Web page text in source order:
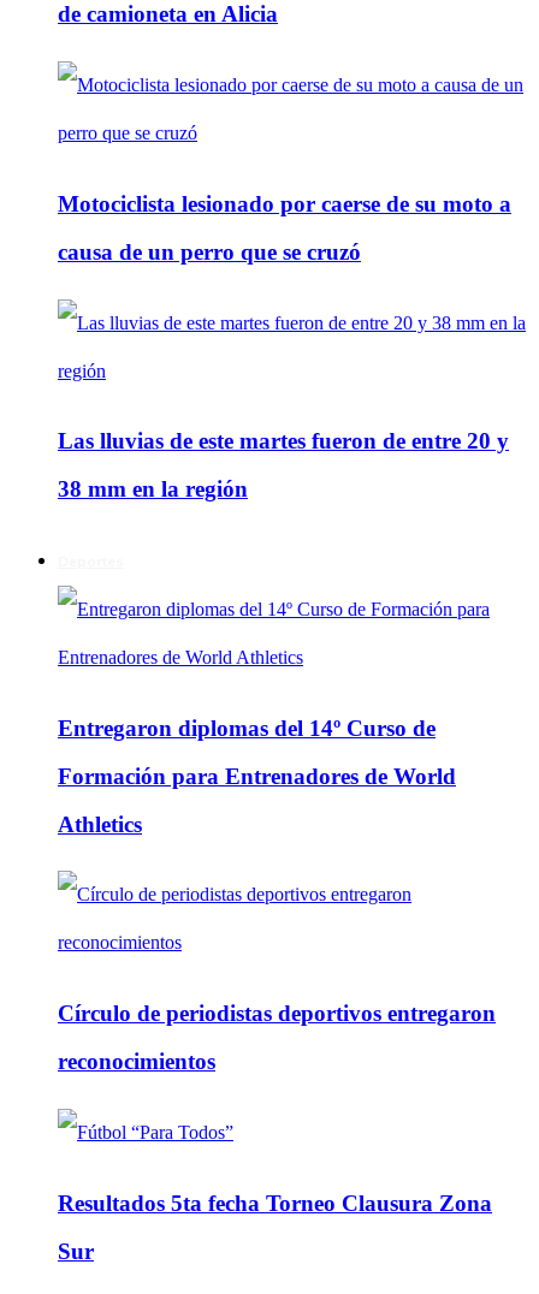
de camioneta en Alicia
Motociclista lesionado por caerse de su moto a
causa de un perro que se cruzó
Las lluvias de este martes fueron de entre 20 y
38 mm en la región
Entregaron diplomas del 14º Curso de
Formación para Entrenadores de World
Athletics
Círculo de periodistas deportivos entregaron
reconocimientos
Resultados 5ta fecha Torneo Clausura Zona
Sur